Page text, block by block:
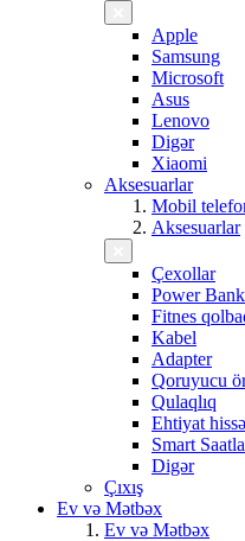
Apple
Samsung
Microsoft
Asus
Lenovo
Digər
Xiaomi
Aksesuarlar
Mobil
Aksesuarlar
Çexollar
Power
Fitnes
Kabel
Adapter
Qoruyucu
Qulaqlıq
Ehtiyat
Smart
Digər
Çıxış
Ev və Mətbəx
Ev və Mətbəx